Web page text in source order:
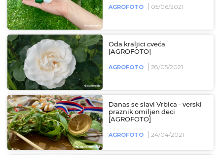
AGROFOTO 05/06/2021
Oda kraljici cveća
[AGROFOTO]
AGROFOTO 28/05/2021
Danas se slavi Vrbica - verski
praznik omiljen deci
[AGROFOTO]
AGROFOTO 24/04/2021